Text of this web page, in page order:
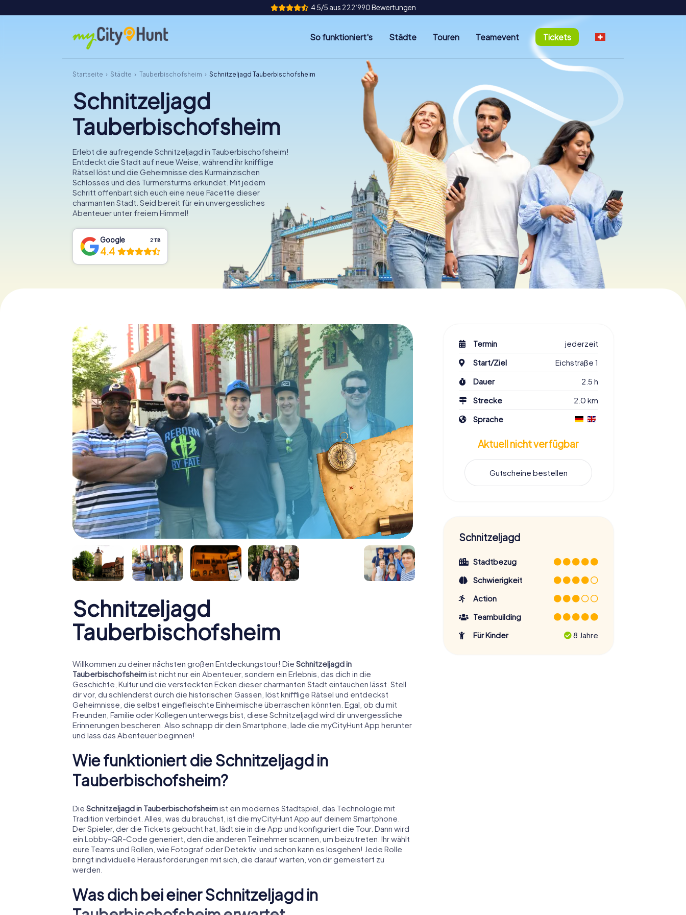
4.5/5 aus 222‘990 Bewertungen
So funktioniert's Städte Touren Teamevent Tickets
Startseite Städte Tauberbischofsheim Schnitzeljagd Tauberbischofsheim
Schnitzeljagd
Tauberbischofsheim
Erlebt die aufregende Schnitzeljagd in Tauberbischofsheim!
Entdeckt die Stadt auf neue Weise, während ihr knifflige
Rätsel löst und die Geheimnisse des Kurmainzischen
Schlosses und des Türmersturms erkundet. Mit jedem
Schritt offenbart sich euch eine neue Facette dieser
charmanten Stadt. Seid bereit für ein unvergessliches
Abenteuer unter freiem Himmel!
Google 2‘118
4.4
Schnitzeljagd
Tauberbischofsheim
Willkommen zu deiner nächsten großen Entdeckungstour! Die Schnitzeljagd in
Tauberbischofsheimist nicht nur ein Abenteuer, sondern ein Erlebnis, das dich in die
Geschichte, Kultur und die versteckten Ecken dieser charmanten Stadt eintauchen lässt. Stell
dir vor, du schlenderst durch die historischen Gassen, löst knifflige Rätsel und entdeckst
Geheimnisse, die selbst eingefleischte Einheimische überraschen könnten. Egal, ob du mit
Freunden, Familie oder Kollegen unterwegs bist, diese Schnitzeljagd wird dir unvergessliche
Erinnerungen bescheren. Also schnapp dir dein Smartphone, lade die myCityHunt App herunter
und lass das Abenteuer beginnen!
Wie funktioniert die Schnitzeljagd in
Tauberbischofsheim?
Die Schnitzeljagd in Tauberbischofsheimist ein modernes Stadtspiel, das Technologie mit
Tradition verbindet. Alles, was du brauchst, ist die myCityHunt App auf deinem Smartphone.
Der Spieler, der die Tickets gebucht hat, lädt sie in die App und konfiguriert die Tour. Dann wird
ein Lobby-QR-Code generiert, den die anderen Teilnehmer scannen, um beizutreten. Ihr wählt
eure Teams und Rollen, wie Fotograf oder Detektiv, und schon kann es losgehen! Jede Rolle
bringt individuelle Herausforderungen mit sich, die darauf warten, von dir gemeistert zu
werden.
Was dich bei einer Schnitzeljagd in
Termin
jederzeit
Start/Ziel
Eichstraße 1
Dauer
2.5 h
Strecke
2.0 km
Sprache
Aktuell nicht verfügbar
Gutscheine bestellen
Schnitzeljagd
Stadtbezug
Schwierigkeit
Action
Teambuilding
Für Kinder
8 Jahre